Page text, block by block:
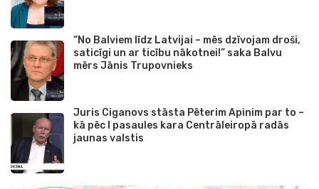
“No Balviem līdz Latvijai – mēs dzīvojam droši,
saticīgi un ar ticību nākotnei!” saka Balvu
mērs Jānis Trupovnieks
Juris Ciganovs stāsta Pēterim Apinim par to –
kā pēc I pasaules kara Centrāleiropā radās
jaunas valstis